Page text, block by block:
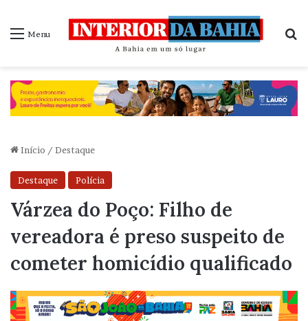
Menu
Início / Destaque
Destaque Polícia
Várzea do Poço: Filho de
vereadora é preso suspeito de
cometer homicídio qualificado